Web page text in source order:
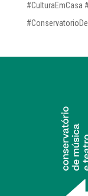
#CulturaEmCasa